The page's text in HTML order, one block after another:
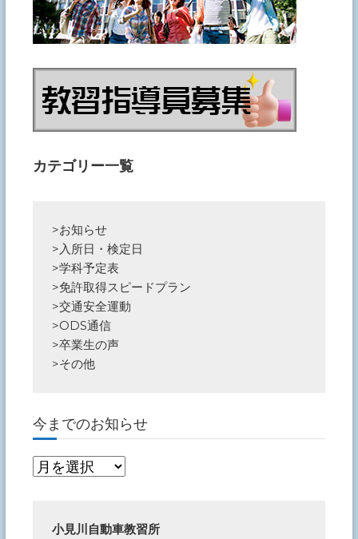
カテゴリー一覧
>お知らせ
> 入所日・検定日
>学科予定表
>免許取得スピードプラン
>交通安全運動
>ODS通信
>卒業生の声
>その他
今までのお知らせ
今
小見川自動車教習所